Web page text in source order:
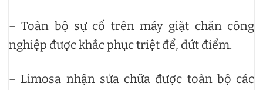
– Toàn bộ sự cố trên máy giặt chăn công
nghiệp được khắc phục triệt để, dứt điểm.
– Limosa nhận sửa chữa được toàn bộ các